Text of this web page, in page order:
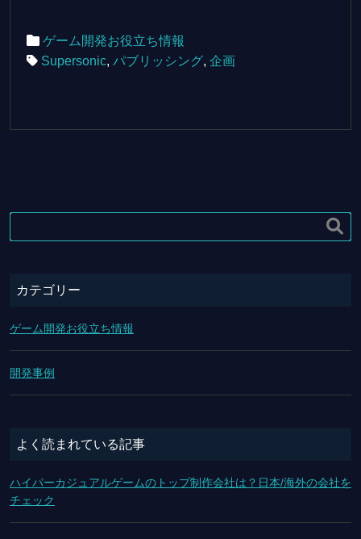
ゲーム開発お役立ち情報
Supersonic, パブリッシング, 企画

カテゴリー
ゲーム開発お役立ち情報
開発事例
よく読まれている記事
ハイパーカジュアルゲームのトップ制作会社は？日本/海外の会社を
チェック